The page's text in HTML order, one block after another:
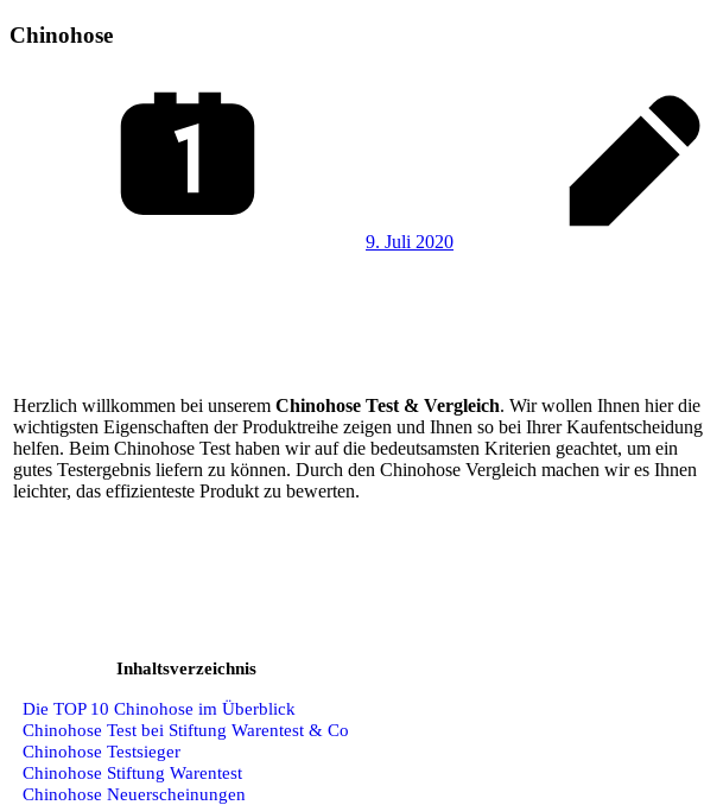
Chinohose
9. Juli 2020
Herzlich willkommen bei unserem Chinohose Test & Vergleich. Wir wollen Ihnen hier die
wichtigsten Eigenschaften der Produktreihe zeigen und Ihnen so bei Ihrer Kaufentscheidung
helfen. Beim Chinohose Test haben wir auf die bedeutsamsten Kriterien geachtet, um ein
gutes Testergebnis liefern zu können. Durch den Chinohose Vergleich machen wir es Ihnen
leichter, das effizienteste Produkt zu bewerten.
Inhaltsverzeichnis
Die TOP 10 Chinohose im Überblick
Chinohose Test bei Stiftung Warentest & Co
Chinohose Testsieger
Chinohose Stiftung Warentest
Chinohose Neuerscheinungen